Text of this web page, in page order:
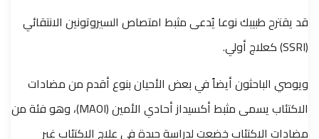
قد يقترح طبيبك نوعا يُدعى مثبط امتصاص السيروتونين الانتقائي
(SSRI) كعلاج أولي.
ويوصي الباحثون أيضاً في بعض الأحيان بنوع أقدم من مضادات
الاكتئاب يسمى مثبط أكسيداز أحادي الأمين (MAOI)، وهو فئة من
مضادات الاكتئاب خضعت لدراسة جيدة في علاج الاكتئاب غير